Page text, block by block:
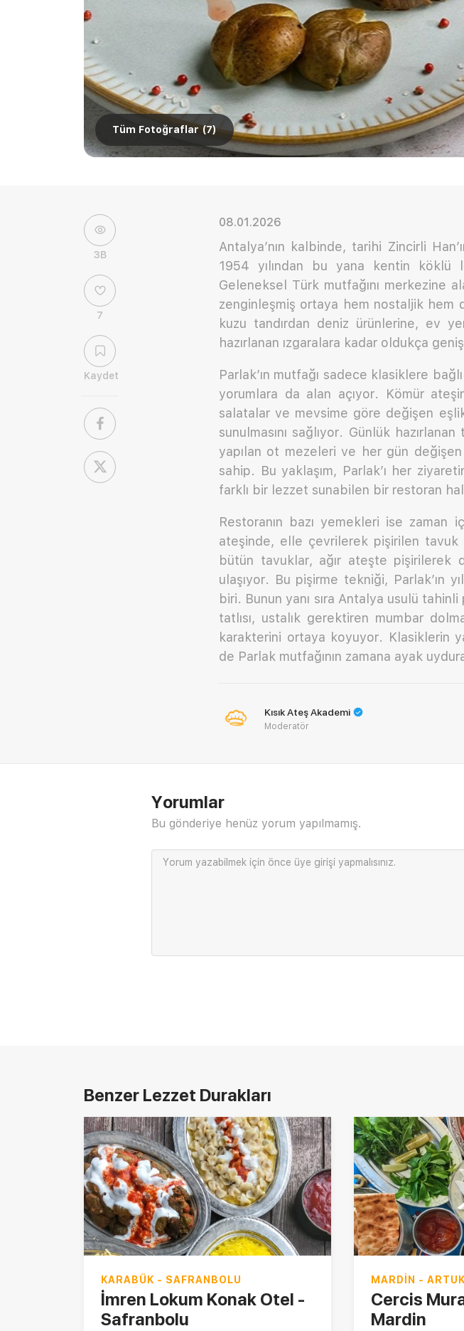
Tüm Fotoğraflar (7)
3B
7
Kaydet
08.01.2026
Antalya’nın kalbinde, tarihi Zincirli
1954 yılından bu yana kentin köklü
Geleneksel Türk mutfağını merkezine
zenginleşmiş ortaya hem nostaljik hem
kuzu tandırdan deniz ürünlerine, ev
hazırlanan ızgaralara kadar oldukça
Parlak’ın mutfağı sadece klasiklere
yorumlara da alan açıyor. Kömür
salatalar ve mevsime göre değişen
sunulmasını sağlıyor. Günlük
yapılan ot mezeleri ve her gün
sahip. Bu yaklaşım, Parlak’ı her
farklı bir lezzet sunabilen bir restoran
Restoranın bazı yemekleri ise zaman
ateşinde, elle çevrilerek pişirilen tavuk
bütün tavuklar, ağır ateşte pişirilerek
ulaşıyor. Bu pişirme tekniği, Parlak’ın
biri. Bunun yanı sıra Antalya usulü
tatlısı, ustalık gerektiren mumbar
karakterini ortaya koyuyor. Klasiklerin
de Parlak mutfağının zamana ayak
Kısık Ateş Akademi
Moderatör
Yorumlar
Bu gönderiye henüz yorum yapılmamış.
Yorum yazabilmek için önce üye girişi yapmalısınız.
Benzer Lezzet Durakları
KARABÜK - SAFRANBOLU
İmren Lokum Konak Otel -
Safranbolu
MARDIN -
Cercis
Mardin